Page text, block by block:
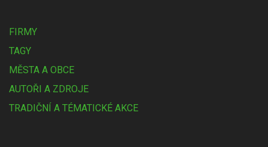
FIRMY
TAGY
MĚSTA A OBCE
AUTOŘI A ZDROJE
TRADIČNÍ A TÉMATICKÉ AKCE